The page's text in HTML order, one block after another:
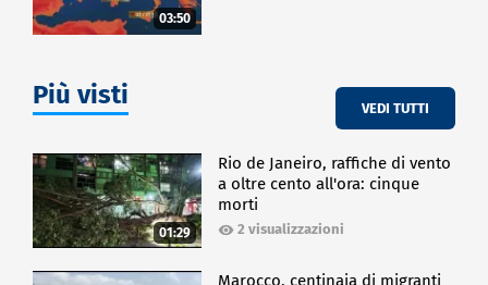
03:50
Più visti VEDI TUTTI
01:29
Rio de Janeiro, raffiche di vento
a oltre cento all'ora: cinque
morti
2 visualizzazioni
Marocco, centinaia di migranti